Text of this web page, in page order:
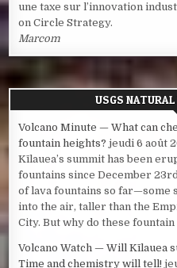
une taxe sur l’innovation
on Circle Strategy.
Marcom
USGS
Volcano Minute — What can
fountain heights? jeudi 6 août
Kīlauea’s summit has been
fountains since December
of lava fountains so far—some
into the air, taller than the
City. But why do these
Volcano Watch — Will Kīlauea
Time and chemistry will tell!